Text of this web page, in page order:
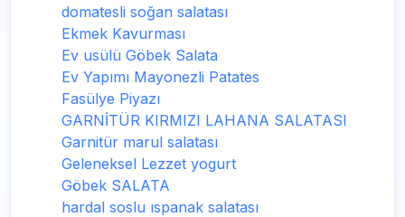
domatesli soğan salatası
Ekmek Kavurması
Ev usülü Göbek Salata
Ev Yapımı Mayonezli Patates
Fasülye Piyazı
GARNİTÜR KIRMIZI LAHANA SALATASI
Garnitür marul salatası
Geleneksel Lezzet yogurt
Göbek SALATA
hardal soslu ıspanak salatası